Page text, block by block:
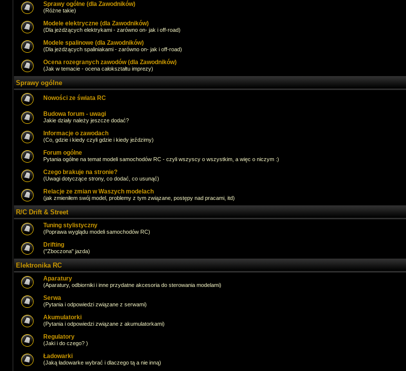
Sprawy ogólne (dla Zawodników)
(Różne takie)
Modele elektryczne (dla Zawodników)
(Dla jeżdżących elektrykami - zarówno on- jak i off-road)
Modele spalinowe (dla Zawodników)
(Dla jeżdżących spaliniakami - zarówno on- jak i off-road)
Ocena rozegranych zawodów (dla Zawodników)
(Jak w temacie - ocena całokształtu imprezy)
Sprawy ogólne
Nowości ze świata RC
Budowa forum - uwagi
Jakie działy należy jeszcze dodać?
Informacje o zawodach
(Co, gdzie i kiedy czyli gdzie i kiedy jeździmy)
Forum ogólne
Pytania ogólne na temat modeli samochodów RC - czyli wszyscy o wszystkim, a więc o niczym :)
Czego brakuje na stronie?
(Uwagi dotyczące strony, co dodać, co usunąć)
Relacje ze zmian w Waszych modelach
(jak zmieniłem swój model, problemy z tym związane, postępy nad pracami, itd)
R/C Drift & Street
Tuning stylistyczny
(Poprawa wyglądu modeli samochodów RC)
Drifting
("Zboczona" jazda)
Elektronika RC
Aparatury
(Aparatury, odbiorniki i inne przydatne akcesoria do sterowania modelami)
Serwa
(Pytania i odpowiedzi związane z serwami)
Akumulatorki
(Pytania i odpowiedzi związane z akumulatorkami)
Regulatory
(Jaki i do czego? )
Ładowarki
(Jaką ładowarke wybrać i dlaczego tą a nie inną)